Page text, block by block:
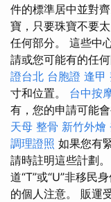
件的標準居中並對
寶，只要珠寶不要
任何部分。 這些中
請或您可能有的任何
證台北 台胞證 逢甲
寸和位置。 台中按
有，您的申請可能
天母 整骨 新竹外燴
調理證照 如果您有
請時註明這些計劃
道“T”或“U”非移民
的個人注意。 販運